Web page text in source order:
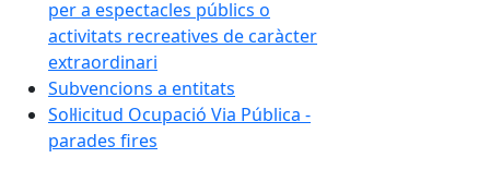
per a espectacles públics o
activitats recreatives de caràcter
extraordinari
Subvencions a entitats
Sol·licitud Ocupació Via Pública -
parades fires